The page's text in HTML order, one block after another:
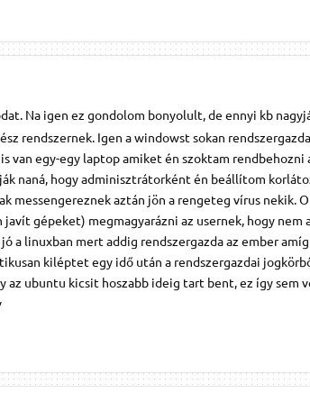
Na igen ez gondolom bonyolult, de ennyi kb
rendszernek. Igen a windowst sokan
van egy-egy laptop amiket én szoktam
naná, hogy adminisztrátorként én beállítom
messengereznek aztán jön a rengeteg vírus nekik.
gépeket) megmagyarázni az usernek, hogy nem
a linuxban mert addig rendszergazda az ember
kiléptet egy idő után a rendszergazdai
ubuntu kicsit hoszabb ideig tart bent, ez így sem